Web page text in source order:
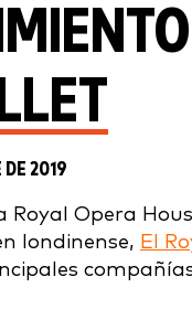
DE 2019
Royal Opera
londinense, El